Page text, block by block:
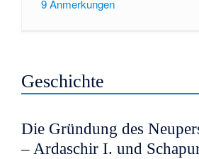
9Anmerkungen
Geschichte
Die Gründung des
– Ardaschir I. und